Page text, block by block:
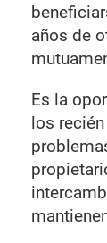
años de
Es la
los